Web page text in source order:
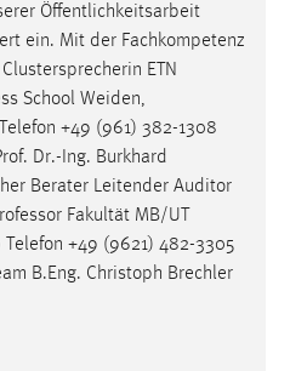
Öffentlichkeitsarbeit
ein. Mit der Fachkompetenz
ETN
School Weiden,
+49 (961) 382-1308
Dr.-Ing. Burkhard
Berater Leitender Auditor
Fakultät MB/UT
Telefon +49 (9621) 482-3305
B.Eng. Christoph Brechler
wird in diesem Cookie
ist.
Sprache der Website.